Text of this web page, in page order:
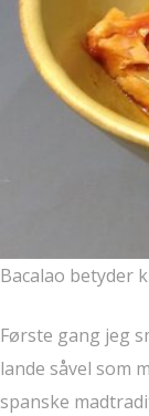
Bacalao betyder
Første gang jeg
lande såvel som
spanske